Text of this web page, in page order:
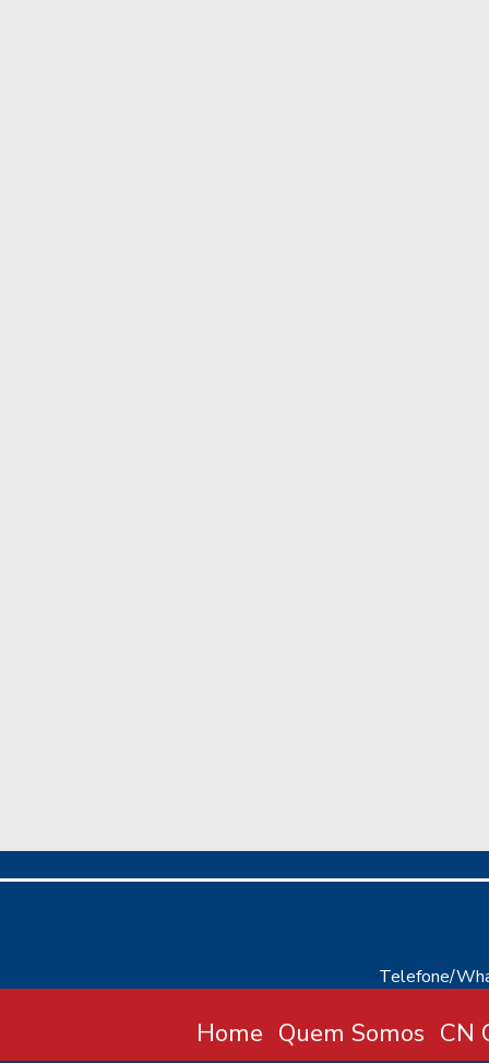
Telefone/
Home Quem Somos CN